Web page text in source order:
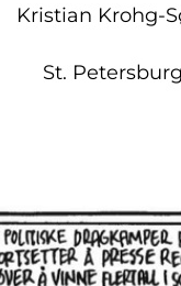
Kristian Krohg-
St.